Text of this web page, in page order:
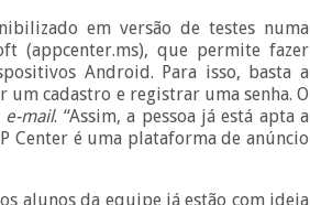
em versão de testes numa
(appcenter.ms), que permite fazer
Android. Para isso, basta a
um cadastro e registrar uma senha. O
e-mail. “Assim, a pessoa já está apta a
Center é uma plataforma de anúncio
alunos da equipe já estão com ideia